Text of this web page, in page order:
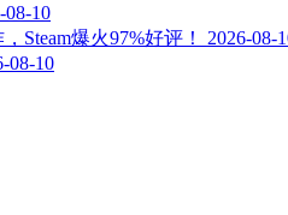
08-10
Steam爆火97%好评！
2026-08-
08-10